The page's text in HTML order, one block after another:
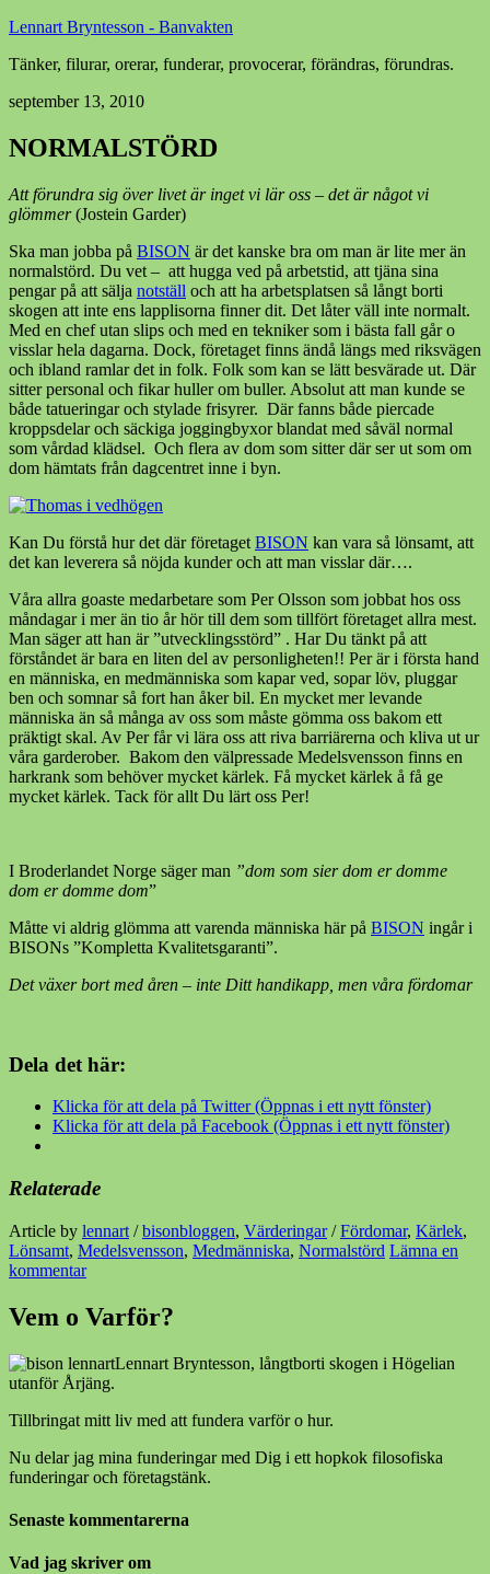
Lennart Bryntesson - Banvakten
Tänker, filurar, orerar, funderar, provocerar, förändras, förundras.
september 13, 2010
NORMALSTÖRD
Att förundra sig över livet är inget vi lär oss – det är något vi
glömmer(Jostein Garder)
Ska man jobba på BISON är det kanske bra om man är lite mer än
normalstörd. Du vet – att hugga ved på arbetstid, att tjäna sina
pengar på att sälja notställ och att ha arbetsplatsen så långt borti
skogen att inte ens lapplisorna finner dit. Det låter väll inte normalt.
Med en chef utan slips och med en tekniker som i bästa fall går o
visslar hela dagarna. Dock, företaget finns ändå längs med riksvägen
och ibland ramlar det in folk. Folk som kan se lätt besvärade ut. Där
sitter personal och fikar huller om buller. Absolut att man kunde se
både tatueringar och stylade frisyrer. Där fanns både piercade
kroppsdelar och säckiga joggingbyxor blandat med såväl normal
som vårdad klädsel. Och flera av dom som sitter där ser ut som om
dom hämtats från dagcentret inne i byn.
Kan Du förstå hur det där företaget BISON kan vara så lönsamt, att
det kan leverera så nöjda kunder och att man visslar där….
Våra allra goaste medarbetare som Per Olsson som jobbat hos oss
måndagar i mer än tio år hör till dem som tillfört företaget allra mest.
Man säger att han är ”utvecklingsstörd” . Har Du tänkt på att
förståndet är bara en liten del av personligheten!! Per är i första hand
en människa, en medmänniska som kapar ved, sopar löv, pluggar
ben och somnar så fort han åker bil. En mycket mer levande
människa än så många av oss som måste gömma oss bakom ett
präktigt skal. Av Per får vi lära oss att riva barriärerna och kliva ut ur
våra garderober. Bakom den välpressade Medelsvensson finns en
harkrank som behöver mycket kärlek. Få mycket kärlek å få ge
mycket kärlek. Tack för allt Du lärt oss Per!
I Broderlandet Norge säger man ”dom som sier dom er domme
dom er domme dom”
Måtte vi aldrig glömma att varenda människa här på BISON ingår i
BISONs ”Kompletta Kvalitetsgaranti”.
Det växer bort med åren – inte Ditt handikapp, men våra fördomar
Dela det här:
Klicka för att dela på Twitter (Öppnas i ett nytt fönster)
Klicka för att dela på Facebook (Öppnas i ett nytt fönster)
Relaterade
Article by lennart /bisonbloggen, Värderingar /Fördomar, Kärlek,
Lönsamt, Medelsvensson, Medmänniska, Normalstörd Lämna en
kommentar
Vem o Varför?
Lennart Bryntesson, långtborti skogen i Högelian
utanför Årjäng.
Tillbringat mitt liv med att fundera varför o hur.
Nu delar jag mina funderingar med Dig i ett hopkok filosofiska
funderingar och företagstänk.
Senaste kommentarerna
Vad jag skriver om